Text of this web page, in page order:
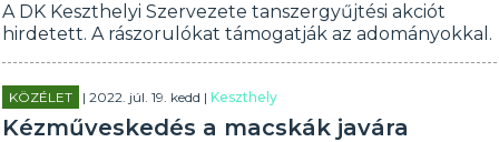
A DK Keszthelyi Szervezete tanszergyűjtési akciót
hirdetett. A rászorulókat támogatják az adományokkal.
KÖZÉLET | 2022. júl. 19. kedd |Keszthely
Kézműveskedés a macskák javára